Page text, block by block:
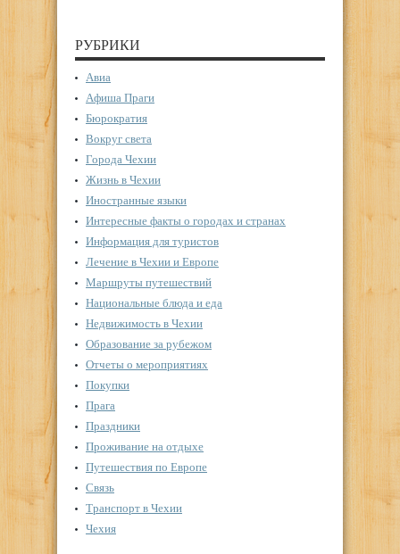
РУБРИКИ
Авиа
Афиша Праги
Бюрократия
Вокруг света
Города Чехии
Жизнь в Чехии
Иностранные языки
Интересные факты о городах и странах
Информация для туристов
Лечение в Чехии и Европе
Маршруты путешествий
Национальные блюда и еда
Недвижимость в Чехии
Образование за рубежом
Отчеты о мероприятиях
Покупки
Прага
Праздники
Проживание на отдыхе
Путешествия по Европе
Связь
Транспорт в Чехии
Чехия